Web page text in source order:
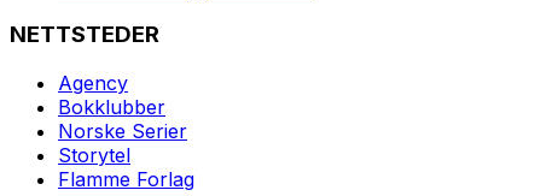
NETTSTEDER
Agency
Bokklubber
Norske Serier
Storytel
Flamme Forlag